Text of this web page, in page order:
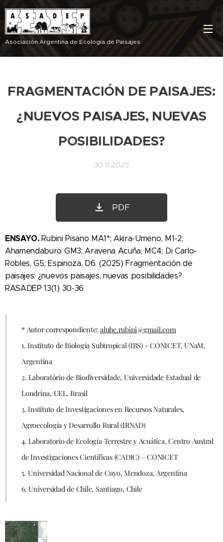
Asociación Argentina de Ecología de Paisajes
FRAGMENTACIÓN DE PAISAJES:
¿NUEVOS PAISAJES, NUEVAS
POSIBILIDADES?
30.11.2025
PDF
ENSAYO.Rubini Pisano MA1*; Akira-Umeno, M1-2;
Ahamendaburo GM3; Aravena Acuña, MC4; Di Carlo-
Robles, G5; Espinoza, D6. (2025) Fragmentación de
paisajes: ¿nuevos paisajes, nuevas posibilidades?
RASADEP 13(1) 30-36
* Autor correspondiente: aluhe.rubini@gmail.com
1. Instituto de Biología Subtropical (IBS) - CONICET, UNaM,
Argentina
2. Laboratório de Biodiversidade, Universidade Estadual de
Londrina, UEL, Brasil
3. Instituto de Investigaciones en Recursos Naturales,
Agroecología y Desarrollo Rural (IRNAD)
4. Laboratorio de Ecología Terrestre y Acuática, Centro Austral
de Investigaciones Científicas (CADIC) – CONICET
5. Universidad Nacional de Cuyo, Mendoza, Argentina
6. Universidad de Chile, Santiago, Chile